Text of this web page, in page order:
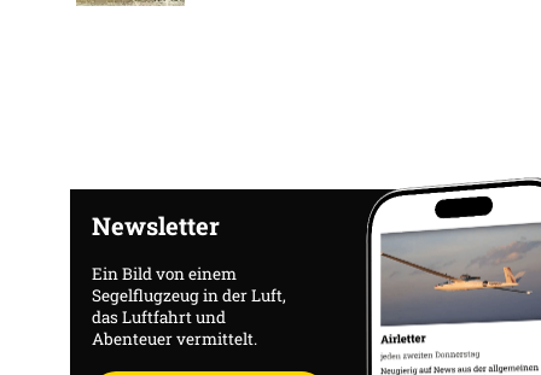
Newsletter
Ein Bild von einem
Segelflugzeug in der Luft,
das Luftfahrt und
Abenteuer vermittelt.